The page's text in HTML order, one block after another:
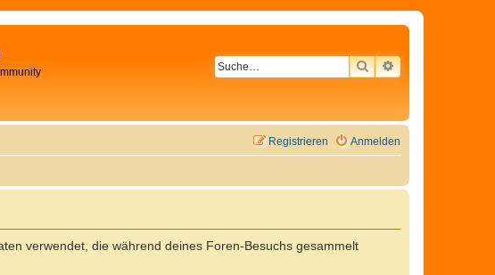
SUCHEERWEITERTE
Anmelden
Registrieren
verwendet, die während deines Foren-Besuchs gesammelt